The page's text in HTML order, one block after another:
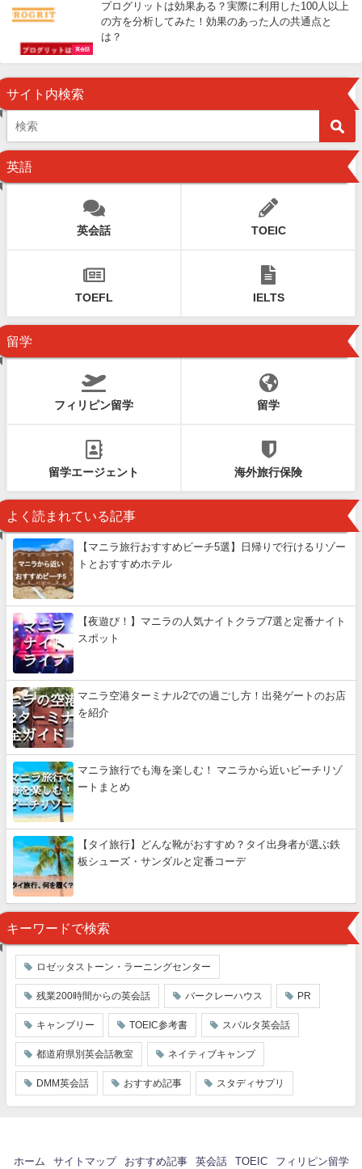
英会話
プログリットは効果ある？実際に利用した100人以上
の方を分析してみた！効果のあった人の共通点と
は？
サイト内検索
英語
英会話 TOEIC
TOEFL IELTS
留学
フィリピン留学 留学
留学エージェント 海外旅行保険
よく読まれている記事
【マニラ旅行おすすめビーチ5選】日帰りで行けるリゾー
トとおすすめホテル
【夜遊び！】マニラの人気ナイトクラブ7選と定番ナイト
スポット
マニラ空港ターミナル2での過ごし方！出発ゲートのお店
を紹介
マニラ旅行でも海を楽しむ！ マニラから近いビーチリゾ
ートまとめ
【タイ旅行】どんな靴がおすすめ？タイ出身者が選ぶ鉄
板シューズ・サンダルと定番コーデ
キーワードで検索
ロゼッタストーン・ラーニングセンター
残業200時間からの英会話 バークレーハウス PR
キャンブリー TOEIC参考書 スパルタ英会話
都道府県別英会話教室 ネイティブキャンプ
DMM英会話 おすすめ記事 スタディサプリ
ホーム サイトマップ おすすめ記事 英会話 TOEIC フィリピン留学